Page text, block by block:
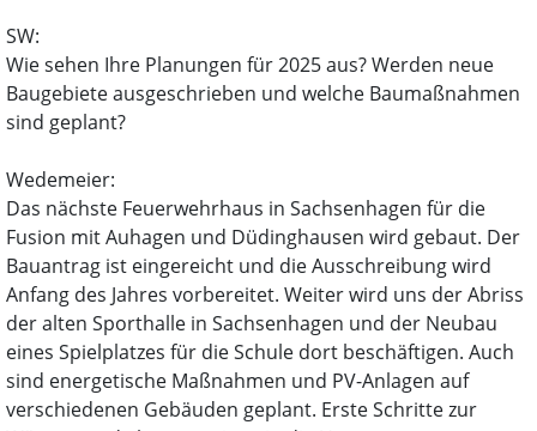
SW:
Wie sehen Ihre Planungen für 2025 aus? Werden neue
Baugebiete ausgeschrieben und welche Baumaßnahmen
sind geplant?
Wedemeier:
Das nächste Feuerwehrhaus in Sachsenhagen für die
Fusion mit Auhagen und Düdinghausen wird gebaut. Der
Bauantrag ist eingereicht und die Ausschreibung wird
Anfang des Jahres vorbereitet. Weiter wird uns der Abriss
der alten Sporthalle in Sachsenhagen und der Neubau
eines Spielplatzes für die Schule dort beschäftigen. Auch
sind energetische Maßnahmen und PV-Anlagen auf
verschiedenen Gebäuden geplant. Erste Schritte zur